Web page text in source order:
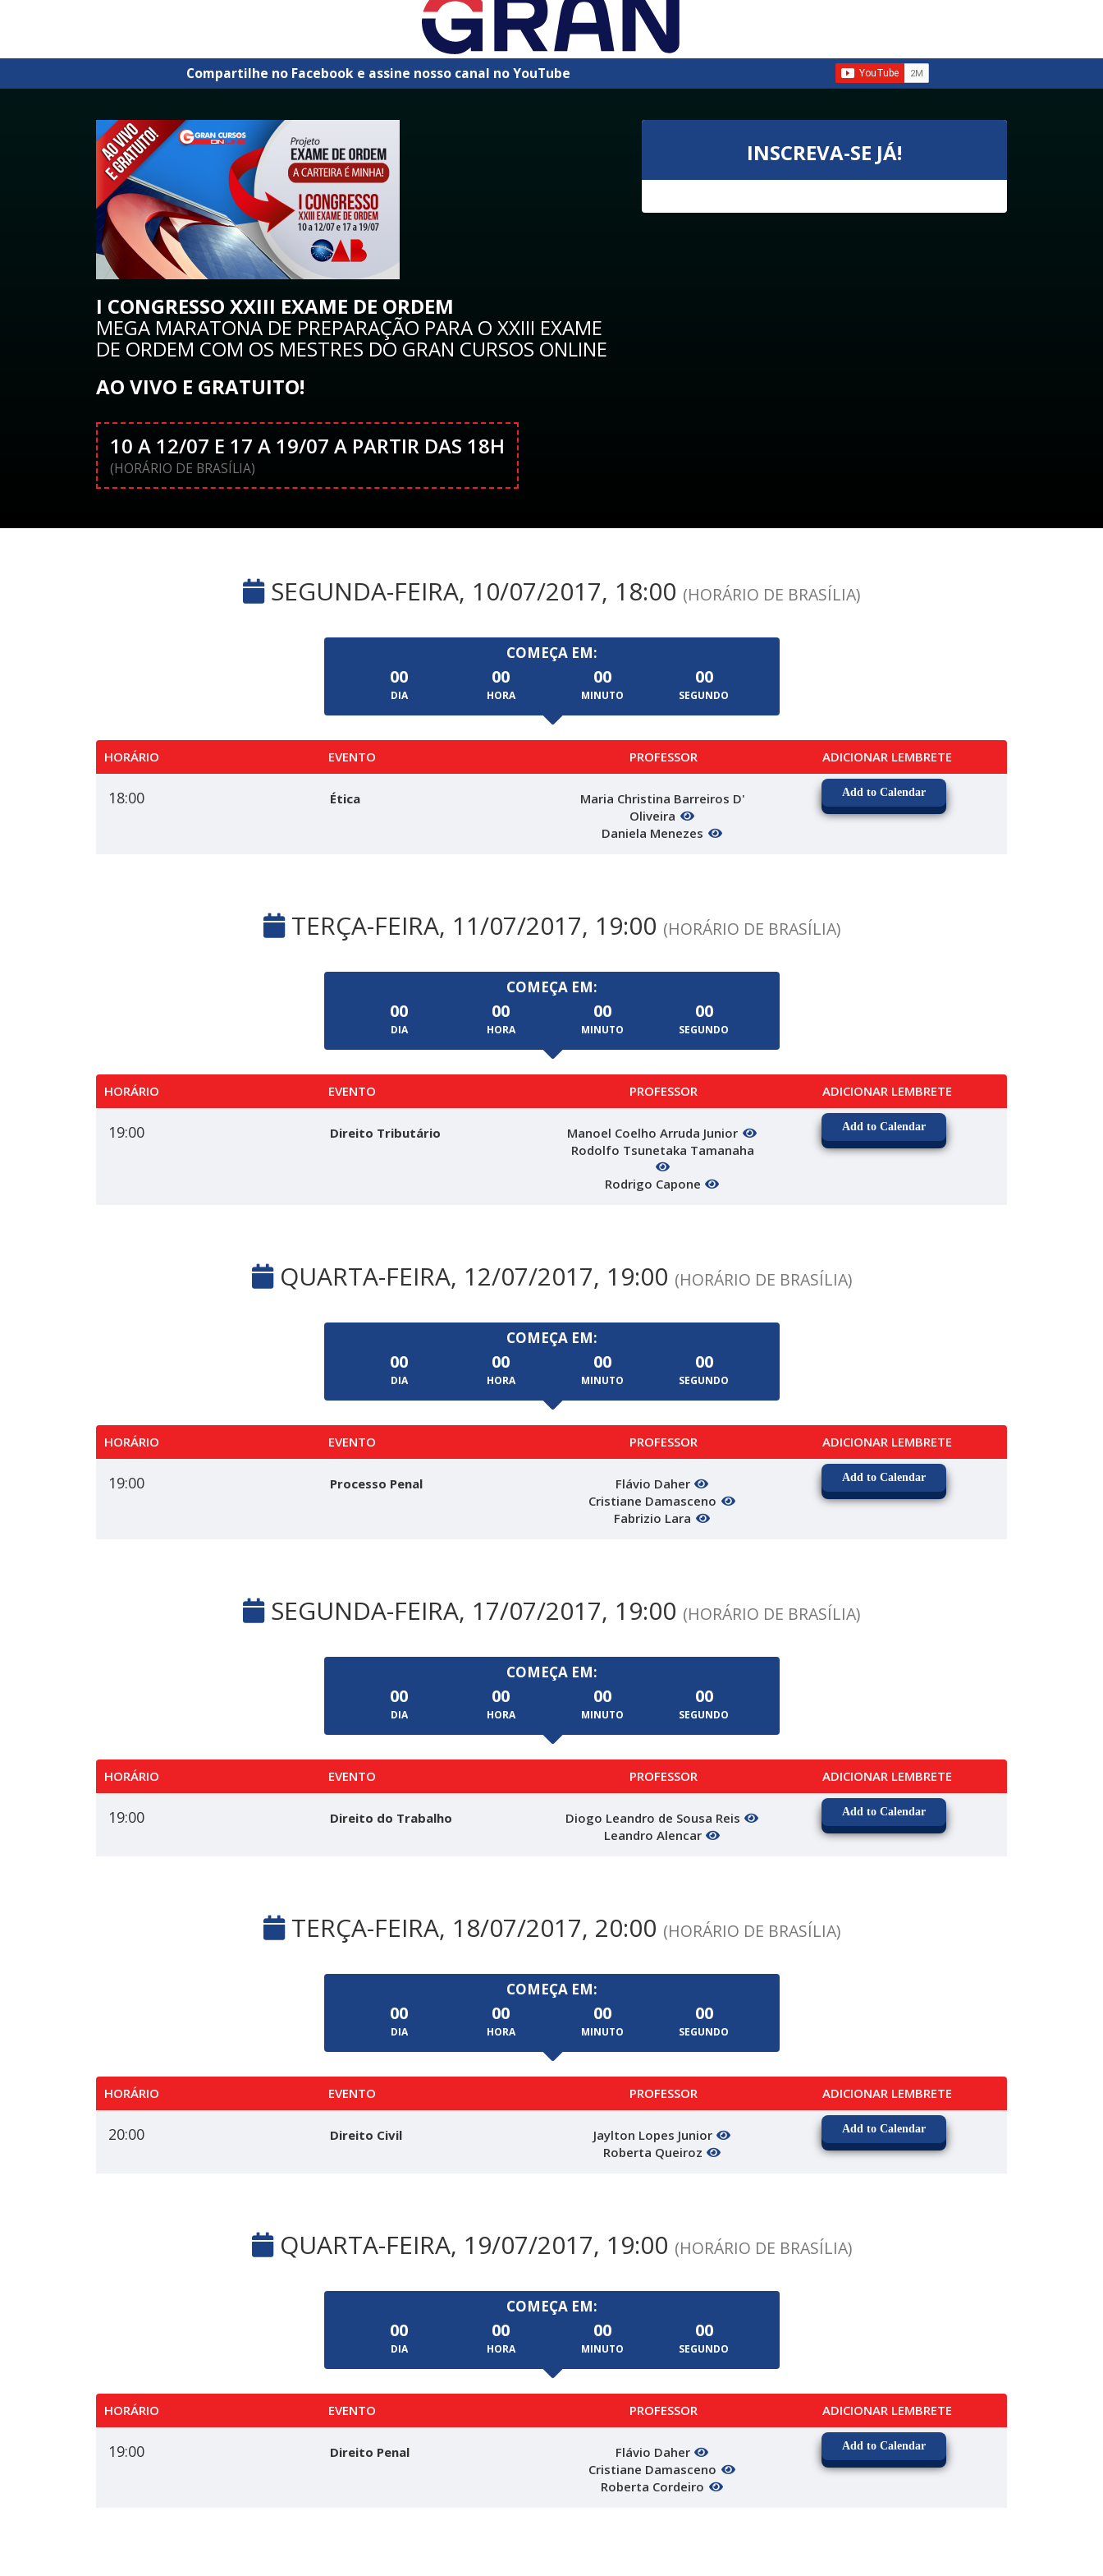
Compartilhe no Facebook e assine nosso canal no YouTube
I CONGRESSO XXIII EXAME DE ORDEM
MEGA MARATONA DE PREPARAÇÃO PARA O XXIII EXAME
DE ORDEM COM OS MESTRES DO GRAN CURSOS ONLINE
AO VIVO E GRATUITO!
10 A 12/07 E 17 A 19/07 A PARTIR DAS 18H
(HORÁRIO DE BRASÍLIA)
INSCREVA-SE JÁ!
SEGUNDA-FEIRA, 10/07/2017, 18:00 (HORÁRIO DE BRASÍLIA)
COMEÇA EM:
00
DIA
00
HORA
00
MINUTO
00
SEGUNDO
HORÁRIO EVENTO PROFESSOR ADICIONAR LEMBRETE
18:00 Ética
Maria Christina Barreiros D'
Oliveira
Daniela Menezes
Add to Calendar
TERÇA-FEIRA, 11/07/2017, 19:00 (HORÁRIO DE BRASÍLIA)
COMEÇA EM:
00
DIA
00
HORA
00
MINUTO
00
SEGUNDO
HORÁRIO EVENTO PROFESSOR ADICIONAR LEMBRETE
19:00 Direito Tributário
Manoel Coelho Arruda Junior
Rodolfo Tsunetaka Tamanaha
Rodrigo Capone
Add to Calendar
QUARTA-FEIRA, 12/07/2017, 19:00 (HORÁRIO DE BRASÍLIA)
COMEÇA EM:
00
DIA
00
HORA
00
MINUTO
00
SEGUNDO
HORÁRIO EVENTO PROFESSOR ADICIONAR LEMBRETE
19:00 Processo Penal
Flávio Daher
Cristiane Damasceno
Fabrizio Lara
Add to Calendar
SEGUNDA-FEIRA, 17/07/2017, 19:00 (HORÁRIO DE BRASÍLIA)
COMEÇA EM:
00
DIA
00
HORA
00
MINUTO
00
SEGUNDO
HORÁRIO EVENTO PROFESSOR ADICIONAR LEMBRETE
19:00 Direito do Trabalho
Diogo Leandro de Sousa Reis
Leandro Alencar
Add to Calendar
TERÇA-FEIRA, 18/07/2017, 20:00 (HORÁRIO DE BRASÍLIA)
COMEÇA EM:
00
DIA
00
HORA
00
MINUTO
00
SEGUNDO
HORÁRIO EVENTO PROFESSOR ADICIONAR LEMBRETE
20:00 Direito Civil
Jaylton Lopes Junior
Roberta Queiroz
Add to Calendar
QUARTA-FEIRA, 19/07/2017, 19:00 (HORÁRIO DE BRASÍLIA)
COMEÇA EM:
00
DIA
00
HORA
00
MINUTO
00
SEGUNDO
HORÁRIO EVENTO PROFESSOR ADICIONAR LEMBRETE
19:00 Direito Penal
Flávio Daher
Cristiane Damasceno
Roberta Cordeiro
Add to Calendar